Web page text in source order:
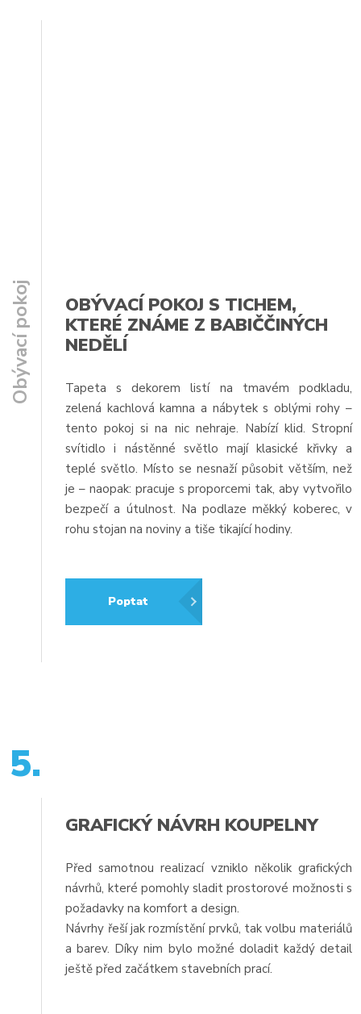
Obývací pokoj
OBÝVACÍ POKOJ S TICHEM,
KTERÉ ZNÁME Z BABIČČINÝCH
NEDĚLÍ
Tapeta s dekorem listí na tmavém podkladu,
zelená kachlová kamna a nábytek s oblými rohy –
tento pokoj si na nic nehraje. Nabízí klid. Stropní
svítidlo i nástěnné světlo mají klasické křivky a
teplé světlo. Místo se nesnaží působit větším, než
je – naopak: pracuje s proporcemi tak, aby vytvořilo
bezpečí a útulnost. Na podlaze měkký koberec, v
rohu stojan na noviny a tiše tikající hodiny.
Poptat
5.
GRAFICKÝ NÁVRH KOUPELNY
Před samotnou realizací vzniklo několik grafických
návrhů, které pomohly sladit prostorové možnosti s
požadavky na komfort a design.
Návrhy řeší jak rozmístění prvků, tak volbu materiálů
a barev. Díky nim bylo možné doladit každý detail
ještě před začátkem stavebních prací.